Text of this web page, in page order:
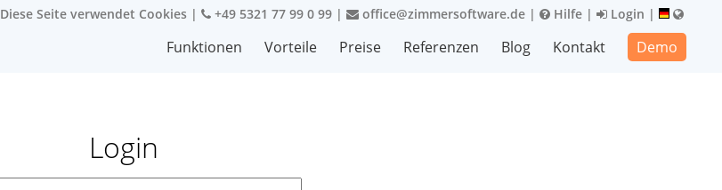
Diese Seite verwendet Cookies | +49 5321 77 99 0 99 | office@zimmersoftware.de | Hilfe | Login |
Funktionen Vorteile Preise Referenzen Blog Kontakt Demo
Login